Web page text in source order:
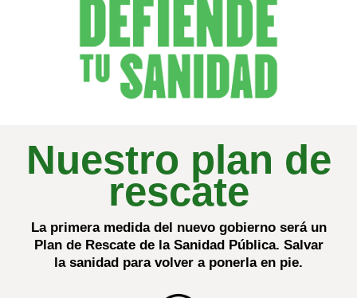
Nuestro plan de
rescate
La primera medida del nuevo gobierno será un
Plan de Rescate de la Sanidad Pública. Salvar
la sanidad para volver a ponerla en pie.